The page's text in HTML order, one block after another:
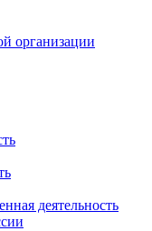
организации
деятельность